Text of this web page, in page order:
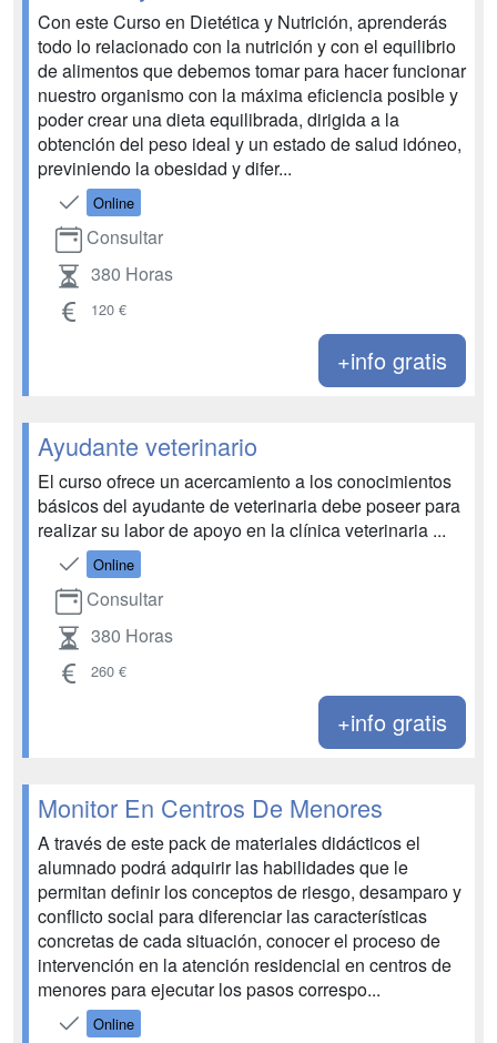
Con este Curso en Dietética y Nutrición, aprenderás
todo lo relacionado con la nutrición y con el equilibrio
de alimentos que debemos tomar para hacer funcionar
nuestro organismo con la máxima eficiencia posible y
poder crear una dieta equilibrada, dirigida a la
obtención del peso ideal y un estado de salud idóneo,
previniendo la obesidad y difer...
Online
Consultar
380 Horas
120 €
+info gratis
Ayudante veterinario
El curso ofrece un acercamiento a los conocimientos
básicos del ayudante de veterinaria debe poseer para
realizar su labor de apoyo en la clínica veterinaria ...
Online
Consultar
380 Horas
260 €
+info gratis
Monitor En Centros De Menores
A través de este pack de materiales didácticos el
alumnado podrá adquirir las habilidades que le
permitan definir los conceptos de riesgo, desamparo y
conflicto social para diferenciar las características
concretas de cada situación, conocer el proceso de
intervención en la atención residencial en centros de
menores para ejecutar los pasos correspo...
Online